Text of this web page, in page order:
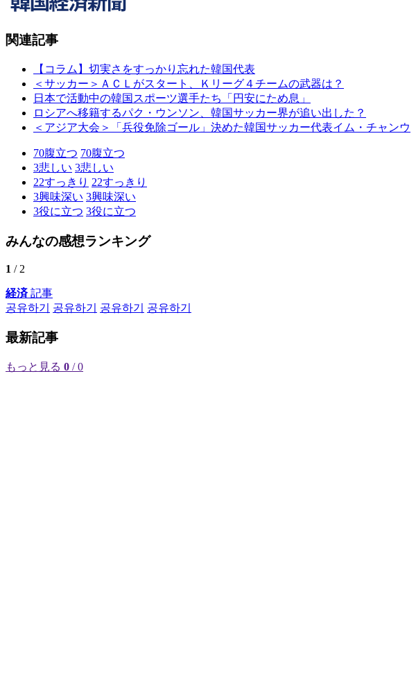
関連記事
【コラム】切実さをすっかり忘れた韓国代表
＜サッカー＞ＡＣＬがスタート、Ｋリーグ４チームの武器は？
日本で活動中の韓国スポーツ選手たち「円安にため息」
ロシアへ移籍するパク・ウンソン、韓国サッカー界が追い出した？
＜アジア大会＞「兵役免除ゴール」決めた韓国サッカー代表イム・チャンウ
70腹立つ 70腹立つ
3悲しい 3悲しい
22すっきり 22すっきり
3興味深い 3興味深い
3役に立つ 3役に立つ
みんなの感想ランキング
1 / 2
経済記事
공유하기
공유하기 공유하기 공유하기
最新記事
もっと見る 0 / 0